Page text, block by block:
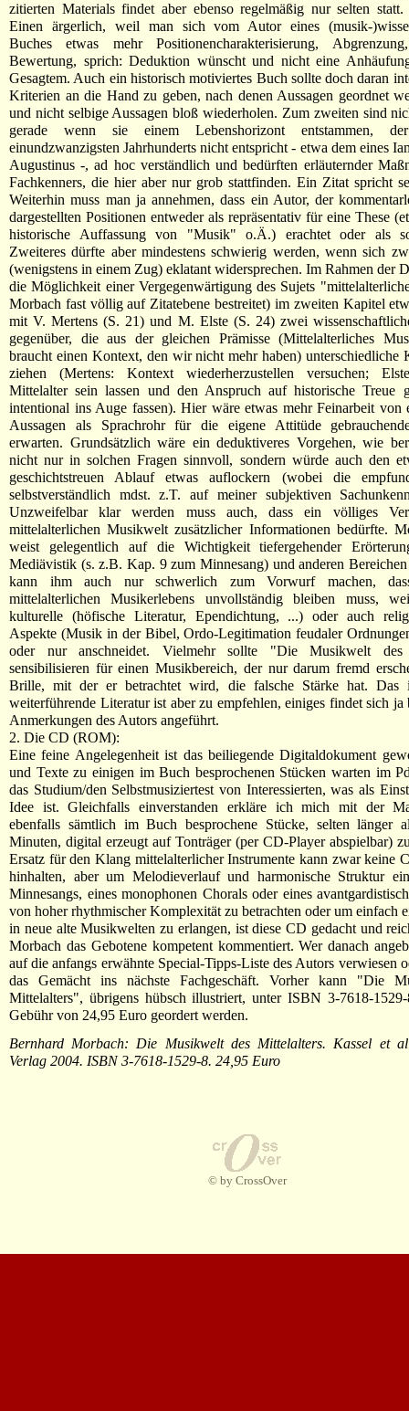
zitierten Materials findet aber ebenso regelmäßig nur selten
Einen ärgerlich, weil man sich vom Autor eines (musik-
Buches etwas mehr Positionencharakterisierung,
Bewertung, sprich: Deduktion wünscht und nicht eine
Gesagtem. Auch ein historisch motiviertes Buch sollte doch daran
Kriterien an die Hand zu geben, nach denen Aussagen geordnet
und nicht selbige Aussagen bloß wiederholen. Zum zweiten sind
gerade wenn sie einem Lebenshorizont entstammen,
einundzwanzigsten Jahrhunderts nicht entspricht - etwa dem eines
Augustinus -, ad hoc verständlich und bedürften erläuternder
Fachkenners, die hier aber nur grob stattfinden. Ein Zitat spricht
Weiterhin muss man ja annehmen, dass ein Autor, der
dargestellten Positionen entweder als repräsentativ für eine These
historische Auffassung von "Musik" o.Ä.) erachtet oder als
Zweiteres dürfte aber mindestens schwierig werden, wenn sich
(wenigstens in einem Zug) eklatant widersprechen. Im Rahmen der
die Möglichkeit einer Vergegenwärtigung des Sujets
Morbach fast völlig auf Zitatebene bestreitet) im zweiten Kapitel
mit V. Mertens (S. 21) und M. Elste (S. 24) zwei
gegenüber, die aus der gleichen Prämisse (Mittelalterliches
braucht einen Kontext, den wir nicht mehr haben) unterschiedliche
ziehen (Mertens: Kontext wiederherzustellen versuchen;
Mittelalter sein lassen und den Anspruch auf historische Treue
intentional ins Auge fassen). Hier wäre etwas mehr Feinarbeit von
Aussagen als Sprachrohr für die eigene Attitüde
erwarten. Grundsätzlich wäre ein deduktiveres Vorgehen, wie
nicht nur in solchen Fragen sinnvoll, sondern würde auch den
geschichtstreuen Ablauf etwas auflockern (wobei die
selbstverständlich mdst. z.T. auf meiner subjektiven
Unzweifelbar klar werden muss auch, dass ein völliges
mittelalterlichen Musikwelt zusätzlicher Informationen bedürfte.
weist gelegentlich auf die Wichtigkeit tiefergehender
Mediävistik (s. z.B. Kap. 9 zum Minnesang) und anderen
kann ihm auch nur schwerlich zum Vorwurf machen,
mittelalterlichen Musikerlebens unvollständig bleiben muss,
kulturelle (höfische Literatur, Ependichtung, ...) oder auch
Aspekte (Musik in der Bibel, Ordo-Legitimation feudaler
oder nur anschneidet. Vielmehr sollte "Die Musikwelt des
sensibilisieren für einen Musikbereich, der nur darum fremd
Brille, mit der er betrachtet wird, die falsche Stärke hat. Das
weiterführende Literatur ist aber zu empfehlen, einiges findet sich ja
Anmerkungen des Autors angeführt.
2. Die CD (ROM):
Eine feine Angelegenheit ist das beiliegende Digitaldokument
und Texte zu einigen im Buch besprochenen Stücken warten im
das Studium/den Selbstmusiziertest von Interessierten, was als
Idee ist. Gleichfalls einverstanden erkläre ich mich mit der
ebenfalls sämtlich im Buch besprochene Stücke, selten länger
Minuten, digital erzeugt auf Tonträger (per CD-Player abspielbar)
Ersatz für den Klang mittelalterlicher Instrumente kann zwar keine
hinhalten, aber um Melodieverlauf und harmonische Struktur
Minnesangs, eines monophonen Chorals oder eines
von hoher rhythmischer Komplexität zu betrachten oder um einfach
in neue alte Musikwelten zu erlangen, ist diese CD gedacht und
Morbach das Gebotene kompetent kommentiert. Wer danach
auf die anfangs erwähnte Special-Tipps-Liste des Autors verwiesen
das Gemächt ins nächste Fachgeschäft. Vorher kann "Die
Mittelalters", übrigens hübsch illustriert, unter ISBN 3-7618-
Gebühr von 24,95 Euro geordert werden.
Bernhard Morbach: Die Musikwelt des Mittelalters. Kassel et
Verlag 2004. ISBN 3-7618-1529-8. 24,95 Euro
© by CrossOver